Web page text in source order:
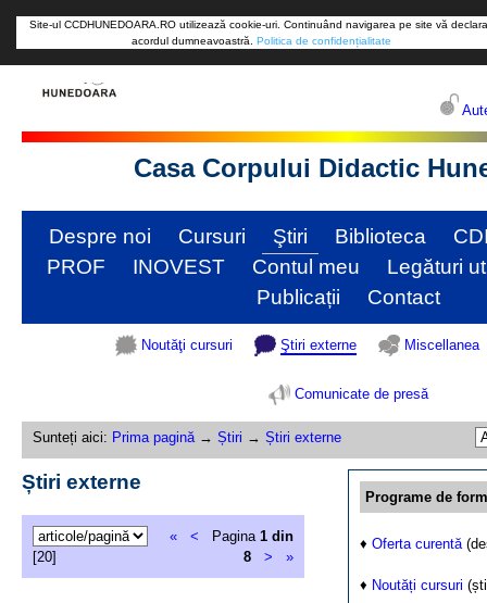
Site-ul CCDHUNEDOARA.RO utilizează cookie-uri. Continuând navigarea pe site vă
acordul dumneavoastră. Politica de confidențialitate
Casa Corpului Didactic
Despre noi Cursuri Ştiri Biblioteca
PROF
INOVEST Contul meu
Legături
Publicații
Contact
Noutăţi cursuri Ştiri externe Miscellanea
Comunicate de presă
Sunteți aici: Prima pagină→ Știri → Știri externe
Programe de
♦ Oferta curentă
♦ Noutăți cursuri
Știri externe
[20]
« < Pagina 1 din
8
> »